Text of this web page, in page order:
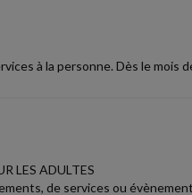
à la personne. Dès le mois
LES ADULTES
de services ou